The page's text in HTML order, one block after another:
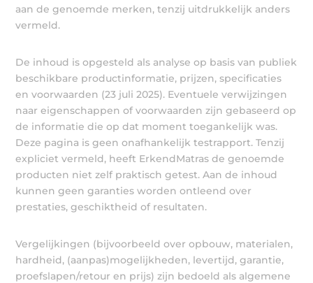
aan de genoemde merken, tenzij uitdrukkelijk anders
vermeld.
De inhoud is opgesteld als analyse op basis van publiek
beschikbare productinformatie, prijzen, specificaties
en voorwaarden (23 juli 2025). Eventuele verwijzingen
naar eigenschappen of voorwaarden zijn gebaseerd op
de informatie die op dat moment toegankelijk was.
Deze pagina is geen onafhankelijk testrapport. Tenzij
expliciet vermeld, heeft ErkendMatras de genoemde
producten niet zelf praktisch getest. Aan de inhoud
kunnen geen garanties worden ontleend over
prestaties, geschiktheid of resultaten.
Vergelijkingen (bijvoorbeeld over opbouw, materialen,
hardheid, (aanpas)mogelijkheden, levertijd, garantie,
proefslapen/retour en prijs) zijn bedoeld als algemene